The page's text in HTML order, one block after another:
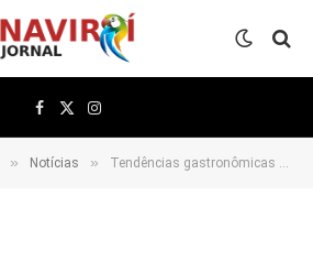
Facebook
X
(Twitter)
Instagram
» Notícias » Tendências gastronômicas que estão conquistando o mundo